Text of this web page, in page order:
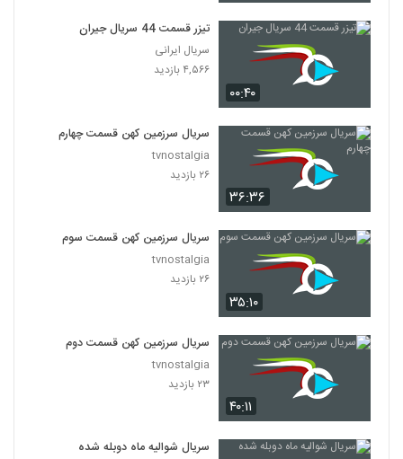
۰۰:۴۰
تیزر قسمت 44 سریال جیران
سریال ایرانی
۴,۵۶۶ بازدید
۳۶:۳۶
سریال سرزمین کهن قسمت چهارم
tvnostalgia
۲۶ بازدید
۳۵:۱۰
سریال سرزمین کهن قسمت سوم
tvnostalgia
۲۶ بازدید
۴۰:۱۱
سریال سرزمین کهن قسمت دوم
tvnostalgia
۲۳ بازدید
سریال شوالیه ماه دوبله شده